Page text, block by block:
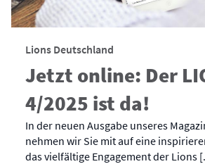
Lions Deutschland
Jetzt online: Der
4/2025 ist da!
In der neuen Ausgabe unseres
nehmen wir Sie mit auf eine
das vielfältige Engagement der Lions